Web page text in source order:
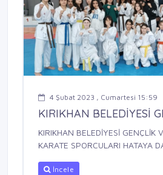
4 Şubat 2023 , Cumartesi 15:59
KIRIKHAN BELEDİYESİ
KIRIKHAN BELEDİYESİ GENÇLİK
KARATE SPORCULARI HATAYA
İncele